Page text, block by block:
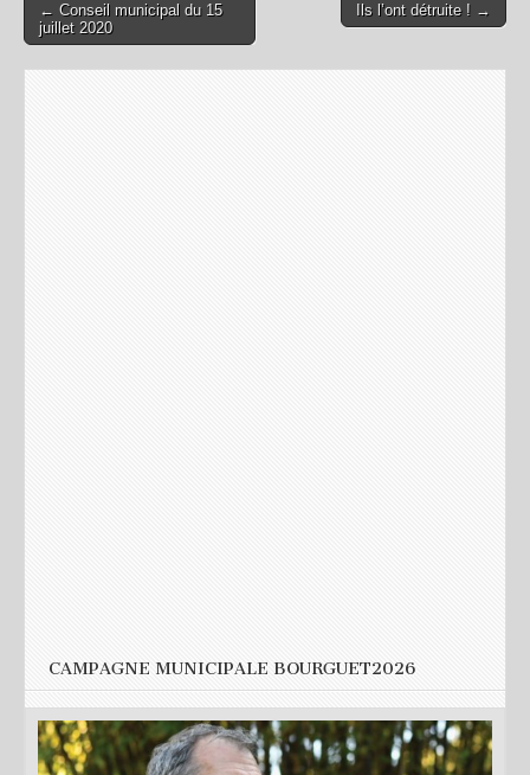
Post navigation
← Conseil municipal du 15
juillet 2020
Ils l’ont détruite ! →
CAMPAGNE MUNICIPALE BOURGUET2026